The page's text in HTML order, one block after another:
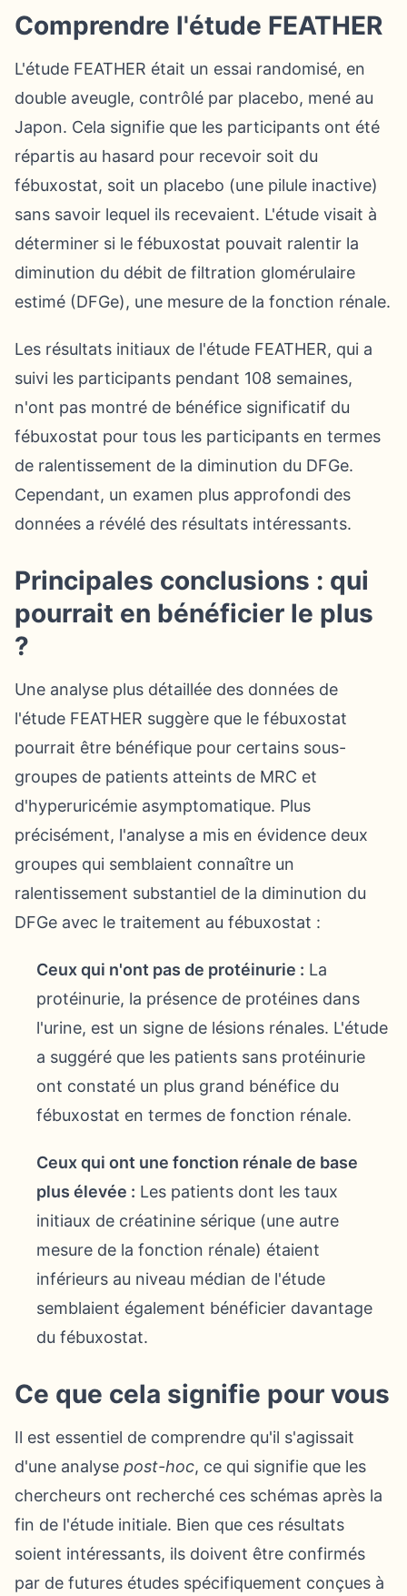
Comprendre l'étude FEATHER
L'étude FEATHER était un essai randomisé, en
double aveugle, contrôlé par placebo, mené au
Japon. Cela signifie que les participants ont été
répartis au hasard pour recevoir soit du
fébuxostat, soit un placebo (une pilule inactive)
sans savoir lequel ils recevaient. L'étude visait à
déterminer si le fébuxostat pouvait ralentir la
diminution du débit de filtration glomérulaire
estimé (DFGe), une mesure de la fonction rénale.
Les résultats initiaux de l'étude FEATHER, qui a
suivi les participants pendant 108 semaines,
n'ont pas montré de bénéfice significatif du
fébuxostat pour tous les participants en termes
de ralentissement de la diminution du DFGe.
Cependant, un examen plus approfondi des
données a révélé des résultats intéressants.
Principales conclusions : qui
pourrait en bénéficier le plus
?
Une analyse plus détaillée des données de
l'étude FEATHER suggère que le fébuxostat
pourrait être bénéfique pour certains sous-
groupes de patients atteints de MRC et
d'hyperuricémie asymptomatique. Plus
précisément, l'analyse a mis en évidence deux
groupes qui semblaient connaître un
ralentissement substantiel de la diminution du
DFGe avec le traitement au fébuxostat :
Ceux qui n'ont pas de protéinurie : La
protéinurie, la présence de protéines dans
l'urine, est un signe de lésions rénales. L'étude
a suggéré que les patients sans protéinurie
ont constaté un plus grand bénéfice du
fébuxostat en termes de fonction rénale.
Ceux qui ont une fonction rénale de base
plus élevée : Les patients dont les taux
initiaux de créatinine sérique (une autre
mesure de la fonction rénale) étaient
inférieurs au niveau médian de l'étude
semblaient également bénéficier davantage
du fébuxostat.
Ce que cela signifie pour vous
Il est essentiel de comprendre qu'il s'agissait
d'une analyse post-hoc, ce qui signifie que les
chercheurs ont recherché ces schémas après la
fin de l'étude initiale. Bien que ces résultats
soient intéressants, ils doivent être confirmés
par de futures études spécifiquement conçues à